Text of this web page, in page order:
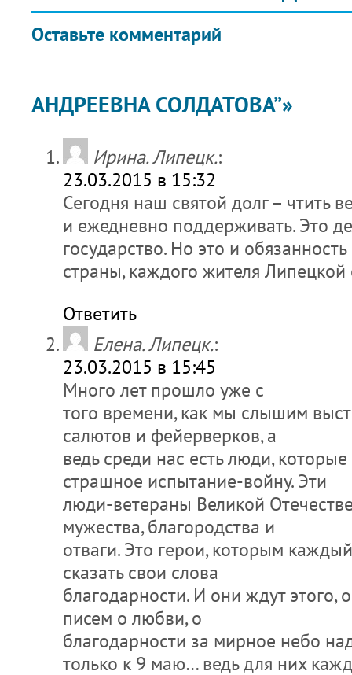
Оставьте комментарий
АНДРЕЕВНА СОЛДАТОВА”»
Ирина. Липецк.:
23.03.2015 в 15:32
Сегодня наш святой долг – чтить
и ежедневно поддерживать. Это
государство. Но это и
страны, каждого жителя Липецкой
Ответить
Елена. Липецк.:
23.03.2015 в 15:45
Много лет прошло уже с
того времени, как мы слышим
салютов и фейерверков, а
ведь среди нас есть люди,
страшное испытание-войну. Эти
люди-ветераны Великой
мужества, благородства и
отваги. Это герои, которым
сказать свои слова
благодарности. И они ждут этого,
писем о любви, о
благодарности за мирное небо
только к 9 маю… ведь для них